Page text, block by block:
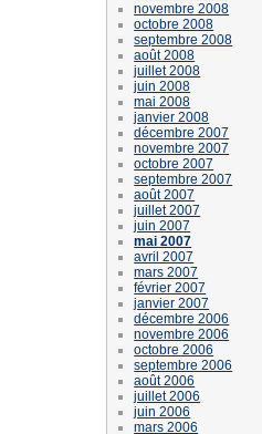
novembre 2008
octobre 2008
septembre 2008
août 2008
juillet 2008
juin 2008
mai 2008
janvier 2008
décembre 2007
novembre 2007
octobre 2007
septembre 2007
août 2007
juillet 2007
juin 2007
mai 2007
avril 2007
mars 2007
février 2007
janvier 2007
décembre 2006
novembre 2006
octobre 2006
septembre 2006
août 2006
juillet 2006
juin 2006
mars 2006